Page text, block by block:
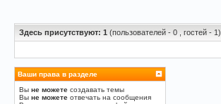
Здесь присутствуют: 1 (пользователей - 0 , гостей - 1)
Ваши права в разделе
Вы не можете создавать темы
Вы не можете отвечать на сообщения